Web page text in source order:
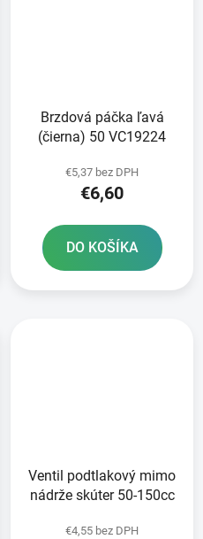
Brzdová páčka ľavá
(čierna) 50 VC19224
€5,37 bez DPH
€6,60
DO KOŠÍKA
Ventil podtlakový mimo
nádrže skúter 50-150cc
€4,55 bez DPH